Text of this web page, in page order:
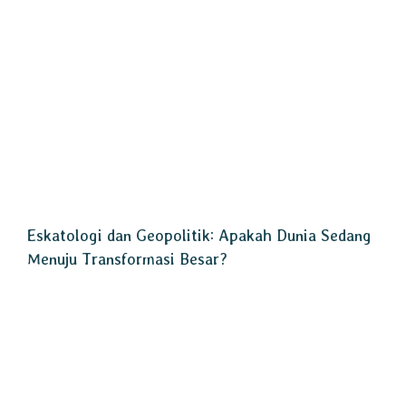
Eskatologi dan Geopolitik: Apakah Dunia Sedang
Menuju Transformasi Besar?